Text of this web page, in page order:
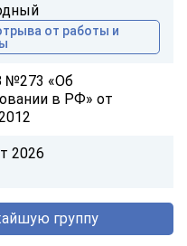
от работы и
«Об
в РФ» от
2026
группу